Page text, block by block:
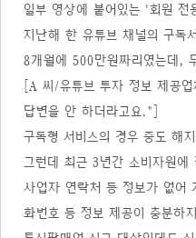
일부 영상에 붙어있는 '회원
지난해 한 유튜브 채널의 구독
8개월에 500만원짜리였는데,
[A 씨/유튜브 투자 정보 제공
답변을 안 하더라고요."]
구독형 서비스의 경우 중도 해
그런데 최근 3년간 소비자원
사업자 연락처 등 정보가 없어
화번호 등 정보 제공이 충분하